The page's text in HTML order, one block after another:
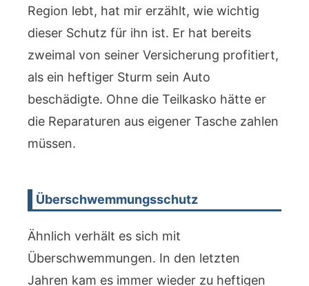
Region lebt, hat mir erzählt, wie wichtig
dieser Schutz für ihn ist. Er hat bereits
zweimal von seiner Versicherung profitiert,
als ein heftiger Sturm sein Auto
beschädigte. Ohne die Teilkasko hätte er
die Reparaturen aus eigener Tasche zahlen
müssen.
Überschwemmungsschutz
Ähnlich verhält es sich mit
Überschwemmungen. In den letzten
Jahren kam es immer wieder zu heftigen